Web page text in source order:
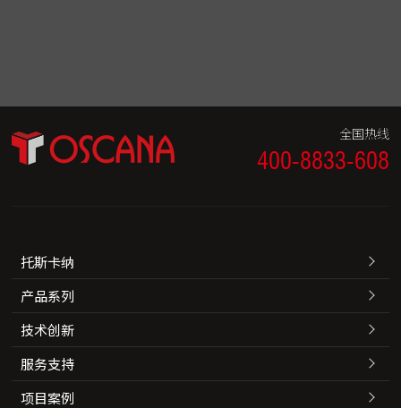
全国热线
400-8833-608
托斯卡纳
产品系列
技术创新
服务支持
项目案例